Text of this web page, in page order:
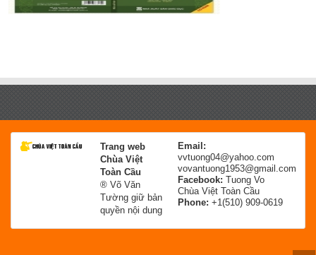
Trang web
Chùa Việt
Toàn Cầu
® Võ Văn
Tường giữ bản
quyền nội dung
Email:
vvtuong04@yahoo.com
vovantuong1953@gmail.com
Facebook: Tuong Vo
Chùa Việt Toàn Cầu
Phone: +1(510) 909-0619